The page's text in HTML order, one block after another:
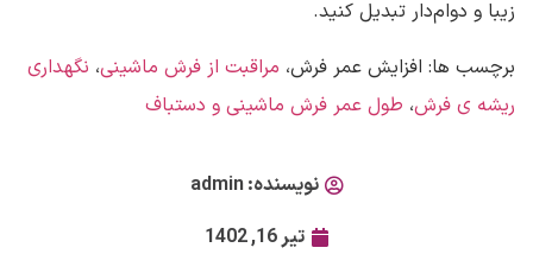
زیبا و دوام‌دار تبدیل کنید.
برچسب ها: افزایش عمر فرش، مراقبت از فرش ماشینی، نگهداری
ریشه ی فرش، طول عمر فرش ماشینی و دستباف
نویسنده:admin
تیر 16, 1402